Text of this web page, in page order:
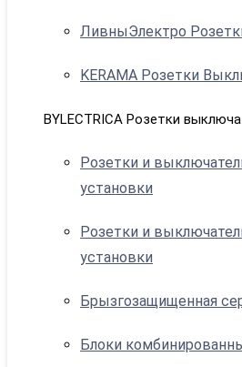
ЛивныЭлектро
KERAMA Розетки
BYLECTRICA Розетки
Розетки и
установки
Розетки и
установки
Брызгозащищенная
Блоки